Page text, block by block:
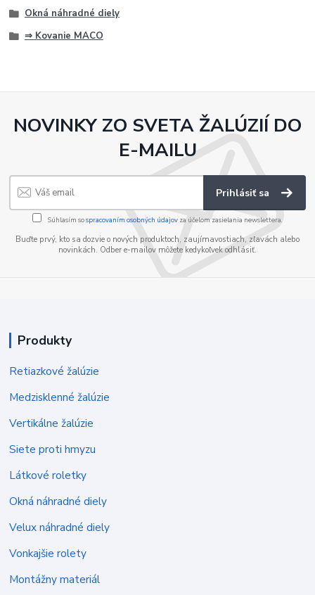
Okná náhradné diely
⇒ Kovanie MACO
NOVINKY ZO SVETA ŽALÚZIÍ DO
E-MAILU
Prihlásiť sa
Súhlasím sospracovaním osobných údajov za účelom zasielania newslettera.
Buďte prvý, kto sa dozvie o nových produktoch, zaujímavostiach, zľavách alebo
novinkách. Odber e-mailov môžete kedykoľvek odhlásiť.
Produkty
Retiazkové žalúzie
Medzisklenné žalúzie
Vertikálne žalúzie
Siete proti hmyzu
Látkové roletky
Okná náhradné diely
Velux náhradné diely
Vonkajšie rolety
Montážny materiál